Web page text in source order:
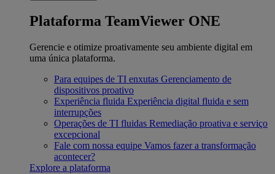
Plataforma TeamViewer ONE
Gerencie e otimize proativamente seu ambiente digital em
uma única plataforma.
Para equipes de TI enxutas Gerenciamento de
dispositivos proativo
Experiência fluida Experiência digital fluida e sem
interrupções
Operações de TI fluidas Remediação proativa e serviço
excepcional
Fale com nossa equipe Vamos fazer a transformação
acontecer?
Explore a plataforma